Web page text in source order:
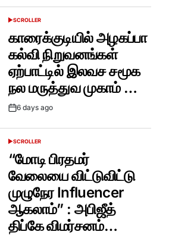
POSTED
SCROLLER
காரைக்குடியில் அழகப்பா
கல்வி நிறுவனங்கள்
ஏற்பாட்டில் இலவச சமூக
நல மருத்துவ முகாம் …
Post6 days ago
POSTED
SCROLLER
“மோடி பிரதமர்
வேலையை விட்டுவிட்டு
முழுநேர Influencer
ஆகலாம்” : அபிஜீத்
திப்கே விமர்சனம்…